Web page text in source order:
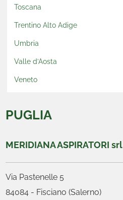
Toscana
Trentino Alto Adige
Umbria
Valle d’Aosta
Veneto
PUGLIA
MERIDIANA ASPIRATORI srl
Via Pastenelle 5
84084 - Fisciano (Salerno)